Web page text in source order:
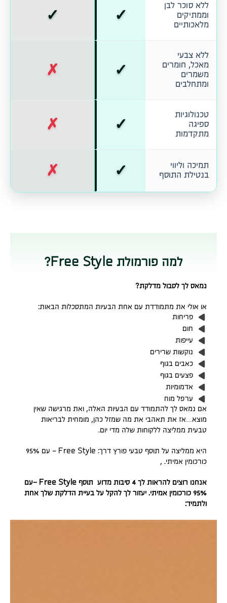
ללא סוכר לבן
וממתיקים
מלאכותיים
✓
✓
ללא צבעי
מאכל, חומרים
משמרים
ומתחלבים
✓
✗
טכנולוגיות
ספיגה
מתקדמות
✓
✗
תמיכה וליווי
בנטילת התוסף
✓
✗
למה פורמולת Free Style?
נמאס לך לסבול מדלקת?
או אולי את מתמודדת עם אחת הבעיות המתסכלות הבאות:
פריחות
חום
עייפות
נוקשות שרירים
כאבים בגוף
פצעים בגוף
אדמומיות
ערפל מוח
אם נמאס לך להתמודד עם הבעיות האלה, ואת מרגישה שאין
מוצא…אז את תאהבי את מה שמזל כהן, מומחית לבריאות
טבעית ממליצה ללקוחות שלה מדי יום.
היא ממליצה על תוסף טבעי פורץ דרך: Free Style – עם 95%
כורכומין אמיתי. ,
אנחנו רוצים להראות לך 4 סיבות מדוע תוסף Free Style –עם
95% כורכומין אמיתי. יעזור לך להקל על בעיית הדלקת שלך אחת
ולתמיד: